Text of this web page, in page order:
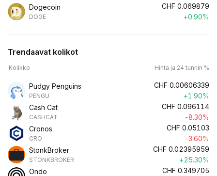
Dogecoin
DOGE
CHF 0.069879
+0.90%
Trendaavat kolikot
Kolikko Hinta ja 24 tunnin %
Pudgy Penguins
PENGU
CHF 0.00606339
+1.90%
Cash Cat
CASHCAT
CHF 0.096114
-8.30%
Cronos
CRO
CHF 0.05103
-3.60%
StonkBroker
STONKBROKER
CHF 0.02395959
+25.30%
Ondo
CHF 0.349705